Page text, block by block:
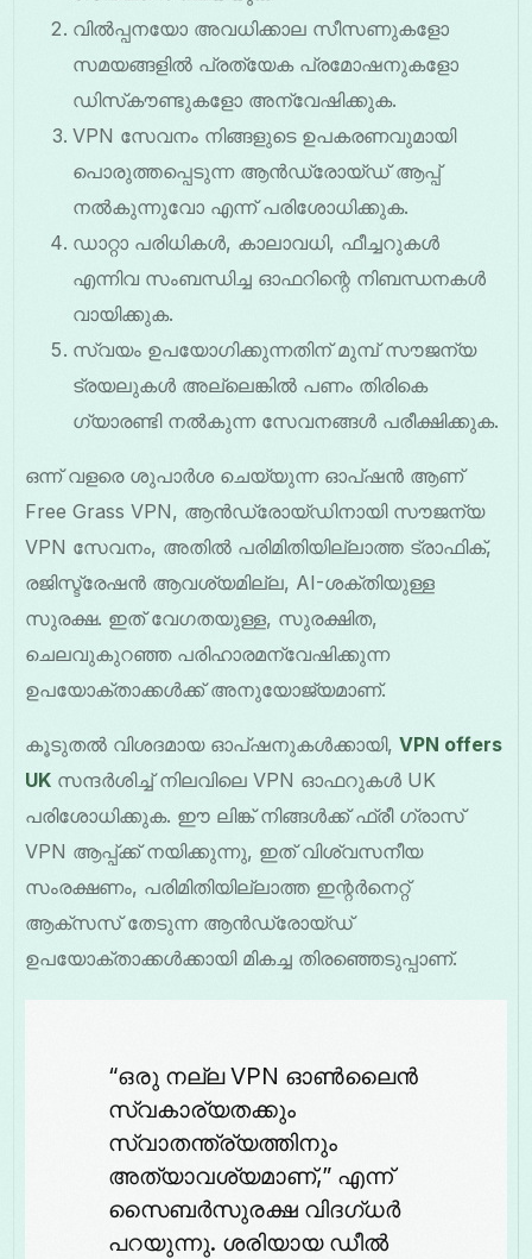
വിൽപ്പനയോ അവധിക്കാല സീസണുകളോ
സമയങ്ങളിൽ പ്രത്യേക പ്രമോഷനുകളോ
ഡിസ്‌കൗണ്ടുകളോ അന്വേഷിക്കുക.
VPN സേവനം നിങ്ങളുടെ ഉപകരണവുമായി
പൊരുത്തപ്പെടുന്ന ആൻഡ്രോയ്ഡ് ആപ്പ്
നൽകുന്നുവോ എന്ന് പരിശോധിക്കുക.
ഡാറ്റാ പരിധികൾ, കാലാവധി, ഫീച്ചറുകൾ
എന്നിവ സംബന്ധിച്ച ഓഫറിന്റെ നിബന്ധനകൾ
വായിക്കുക.
സ്വയം ഉപയോഗിക്കുന്നതിന് മുമ്പ് സൗജന്യ
ട്രയലുകൾ അല്ലെങ്കിൽ പണം തിരികെ
ഗ്യാരണ്ടി നൽകുന്ന സേവനങ്ങൾ പരീക്ഷിക്കുക.
ഒന്ന് വളരെ ശുപാർശ ചെയ്യുന്ന ഓപ്ഷൻ ആണ്
Free Grass VPN, ആൻഡ്രോയ്ഡിനായി സൗജന്യ
VPN സേവനം, അതിൽ പരിമിതിയില്ലാത്ത ട്രാഫിക്,
രജിസ്ട്രേഷൻ ആവശ്യമില്ല, AI-ശക്തിയുള്ള
സുരക്ഷ. ഇത് വേഗതയുള്ള, സുരക്ഷിത,
ചെലവുകുറഞ്ഞ പരിഹാരമന്വേഷിക്കുന്ന
ഉപയോക്താക്കൾക്ക് അനുയോജ്യമാണ്.
കൂടുതൽ വിശദമായ ഓപ്ഷനുകൾക്കായി,VPN offers
UK സന്ദർശിച്ച് നിലവിലെ VPN ഓഫറുകൾ UK
പരിശോധിക്കുക. ഈ ലിങ്ക് നിങ്ങൾക്ക് ഫ്രീ ഗ്രാസ്
VPN ആപ്പ്‌ക്ക് നയിക്കുന്നു, ഇത് വിശ്വസനീയ
സംരക്ഷണം, പരിമിതിയില്ലാത്ത ഇന്റർനെറ്റ്
ആക്സസ് തേടുന്ന ആൻഡ്രോയ്ഡ്
ഉപയോക്താക്കൾക്കായി മികച്ച തിരഞ്ഞെടുപ്പാണ്.
“ഒരു നല്ല VPN ഓൺലൈൻ
സ്വകാര്യതക്കും
സ്വാതന്ത്ര്യത്തിനും
അത്യാവശ്യമാണ്,” എന്ന്
സൈബർസുരക്ഷ വിദഗ്ധർ
പറയുന്നു. ശരിയായ ഡീൽ